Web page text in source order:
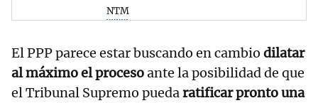
NTM
El PPP parece estar buscando en cambio dilatar
al máximo el procesoante la posibilidad de que
el Tribunal Supremo puedaratificar pronto una